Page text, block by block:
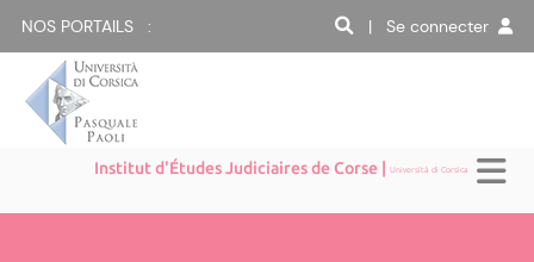
NOS PORTAILS : | Se connecter
Institut d'Études Judiciaires de Corse |Università di Corsica